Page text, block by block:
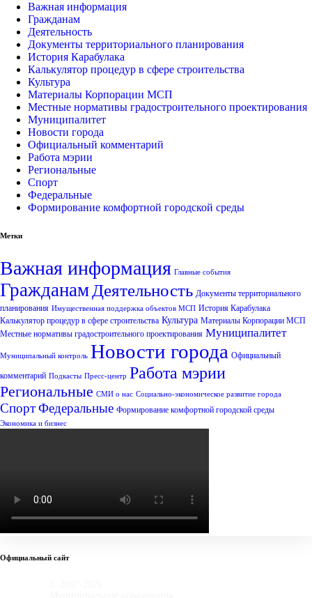
Важная информация
Гражданам
Деятельность
Документы территориального планирования
История Карабулака
Калькулятор процедур в сфере строительства
Культура
Материалы Корпорации МСП
Местные нормативы градостроительного проектирования
Муниципалитет
Новости города
Официальный комментарий
Работа мэрии
Региональные
Спорт
Федеральные
Формирование комфортной городской среды
Метки
Важная информация Главные события
Гражданам Деятельность Документы территориального
планирования Имущественная поддержка объектов МСП История Карабулака
Калькулятор процедур в сфере строительства Культура Материалы Корпорации МСП
Местные нормативы градостроительного проектирования Муниципалитет
Муниципальный контроль Новости города Официальный
комментарий Подкасты Пресс-центр Работа мэрии
Региональные СМИ о нас Социально-экономическое развитие города
СпортФедеральные Формирование комфортной городской среды
Экономика и бизнес
Официальный сайт